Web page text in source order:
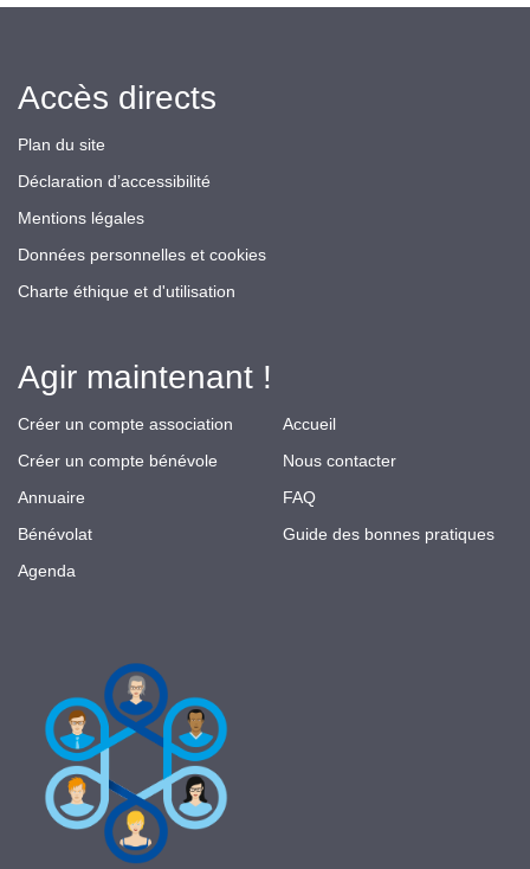
Accès directs
Plan du site
Déclaration d’accessibilité
Mentions légales
Données personnelles et cookies
Charte éthique et d'utilisation
Agir maintenant !
Créer un compte association
Créer un compte bénévole
Annuaire
Bénévolat
Agenda
Accueil
Nous contacter
FAQ
Guide des bonnes pratiques